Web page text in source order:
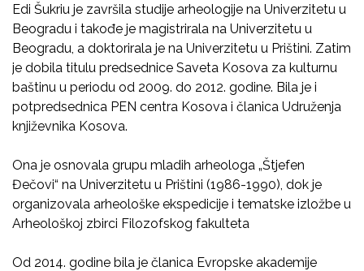
Edi Šukriu je završila studije arheologije na Univerzitetu u
Beogradu i takođe je magistrirala na Univerzitetu u
Beogradu, a doktorirala je na Univerzitetu u Prištini. Zatim
je dobila titulu predsednice Saveta Kosova za kulturnu
baštinu u periodu od 2009. do 2012. godine. Bila je i
potpredsednica PEN centra Kosova i članica Udruženja
književnika Kosova.
Ona je osnovala grupu mladih arheologa „Štjefen
Đečovi“ na Univerzitetu u Prištini (1986-1990), dok je
organizovala arheološke ekspedicije i tematske izložbe u
Arheološkoj zbirci Filozofskog fakulteta
Od 2014. godine bila je članica Evropske akademije